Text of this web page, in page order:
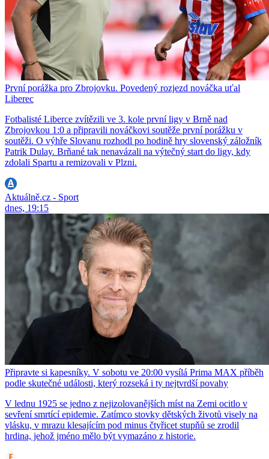
První porážka pro Zbrojovku. Povedený rozjezd nováčka uťal
Liberec
Fotbalisté Liberce zvítězili ve 3. kole první ligy v Brně nad
Zbrojovkou 1:0 a připravili nováčkovi soutěže první porážku v
soutěži. O výhře Slovanu rozhodl po hodině hry slovenský záložník
Patrik Dulay. Brňané tak nenavázali na výtečný start do ligy, kdy
zdolali Spartu a remizovali v Plzni.
Aktuálně.cz - Sport
dnes, 19:15
Připravte si kapesníky. V sobotu ve 20:00 vysílá Prima MAX příběh
podle skutečné události, který rozseká i ty nejtvrdší povahy
V lednu 1925 se jedno z nejizolovanějších míst na Zemi ocitlo v
sevření smrtící epidemie. Zatímco stovky dětských životů visely na
vlásku, v mrazu klesajícím pod minus čtyřicet stupňů se zrodil
hrdina, jehož jméno mělo být vymazáno z historie.